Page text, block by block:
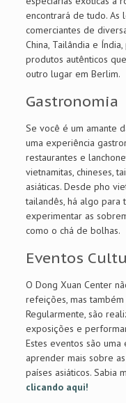
encontrará de tudo. As
comerciantes de
China, Tailândia e
produtos autênticos
outro lugar em Berlim.
Gastronomia
Se você é um amante
uma experiência
restaurantes e
vietnamitas, chineses,
asiáticas. Desde pho
tailandês, há algo para
experimentar as
como o chá de bolhas.
Eventos
O Dong Xuan Center
refeições, mas
Regularmente, são
exposições e
Estes eventos são
aprender mais sobre
países asiáticos. Sabia
clicando aqui!